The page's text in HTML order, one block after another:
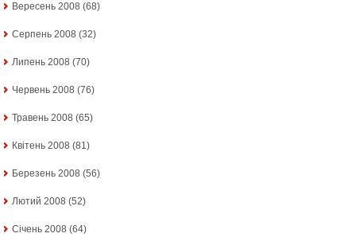
Вересень 2008 (68)
Серпень 2008 (32)
Липень 2008 (70)
Червень 2008 (76)
Травень 2008 (65)
Квітень 2008 (81)
Березень 2008 (56)
Лютий 2008 (52)
Січень 2008 (64)